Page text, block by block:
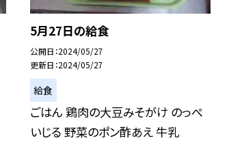
5月27日の給食
公開日 2024/05/27
更新日 2024/05/27
給食
ごはん 鶏肉の大豆みそがけ のっぺ
いじる 野菜のポン酢あえ 牛乳